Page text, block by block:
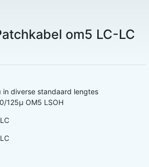
om5 LC-LC
diverse standaard lengtes
125µ OM5 LSOH